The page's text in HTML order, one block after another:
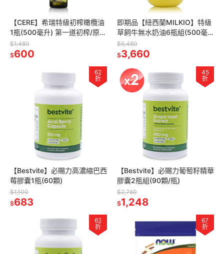
【CERE】希瑞特級初榨橄欖油
1瓶(500毫升) 第一道初榨/原瓶
原裝進口
$1,480
$600
即期品【紐西蘭MILKIO】特級
草飼牛無水奶油6瓶組(500毫
升/瓶)
$6,480
$3,660
62
折
【Bestvite】必賜力高濃縮巴西
莓膠囊1瓶(60顆)
$1,100
$683
45
折
【Bestvite】必賜力葡萄籽精華
膠囊2瓶組(90顆/瓶)
$2,760
$1,248
62
折
67
折